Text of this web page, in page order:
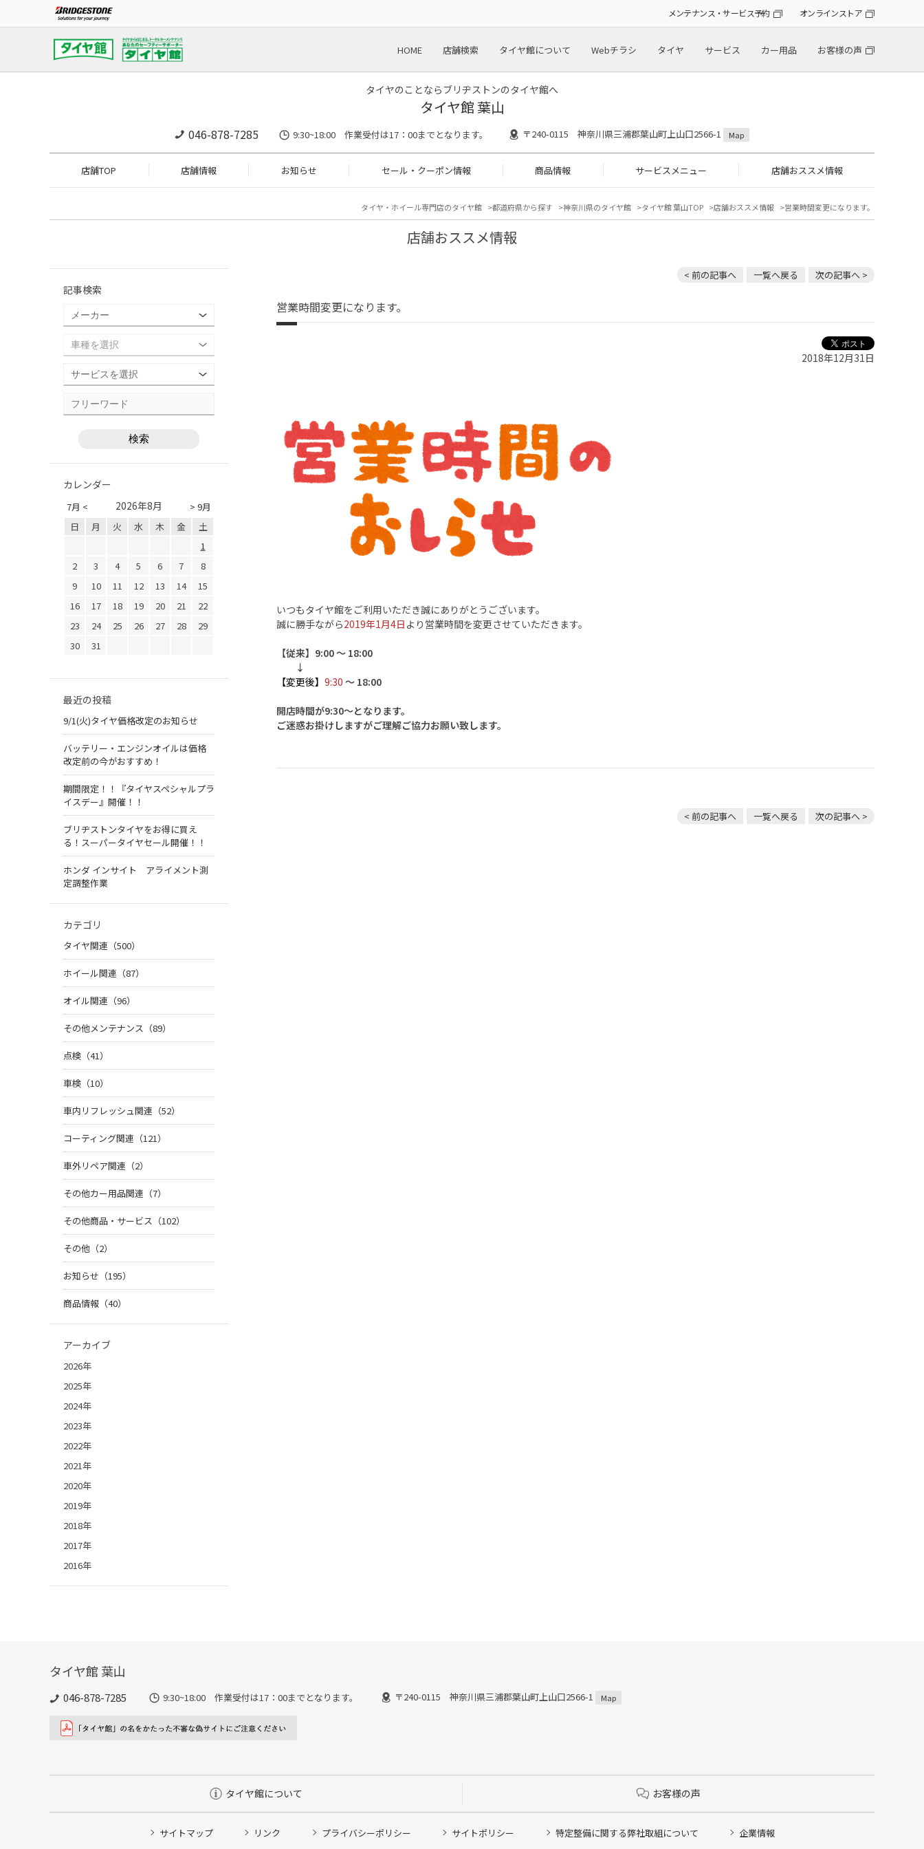
メンテナンス・サービス予約 オンラインストア
HOME 店舗検索 タイヤ館について Webチラシ タイヤ サービス カー用品 お客様の声
タイヤのことならブリヂストンのタイヤ館へ
タイヤ館 葉山
046-878-7285 9:30~18:00 作業受付は17：00までとなります。 〒240-0115 神奈川県三浦郡葉山町上山口2566-1 Map
店舗TOP 店舗情報 お知らせ セール・クーポン情報 商品情報 サービスメニュー 店舗おススメ情報
タイヤ・ホイール専門店のタイヤ館 都道府県から探す 神奈川県のタイヤ館 タイヤ館 葉山TOP 店舗おススメ情報 営業時間変更になります。
店舗おススメ情報
< 前の記事へ 一覧へ戻る 次の記事へ >
営業時間変更になります。
2018年12月31日
いつもタイヤ館をご利用いただき誠にありがとうございます。
誠に勝手ながら2019年1月4日 より営業時間を変更させていただきます。
【従来】9:00 〜 18:00
↓
【変更後】 9:30 〜 18:00
開店時間が9:30〜となります。
ご迷惑お掛けしますがご理解ご協力お願い致します。
< 前の記事へ 一覧へ戻る 次の記事へ >
記事検索
カレンダー
7月 < > 9月
2026年8月
日 月 火 水 木 金
土
1
2
3 4 5 6 7
8
9
10 11 12 13 14
15
16
17 18 19 20 21
22
23
24 25 26 27 28
29
30
31
最近の投稿
9/1(火)タイヤ価格改定のお知らせ
バッテリー・エンジンオイルは価格
改定前の今がおすすめ！
期間限定！！『タイヤスペシャルプラ
イスデー』開催！！
ブリヂストンタイヤをお得に買え
る！スーパータイヤセール開催！！
ホンダ インサイト アライメント測
定調整作業
カテゴリ
タイヤ関連（500）
ホイール関連（87）
オイル関連（96）
その他メンテナンス（89）
点検（41）
車検（10）
車内リフレッシュ関連（52）
コーティング関連（121）
車外リペア関連（2）
その他カー用品関連（7）
その他商品・サービス（102）
その他（2）
お知らせ（195）
商品情報（40）
アーカイブ
2026年
2025年
2024年
2023年
2022年
2021年
2020年
2019年
2018年
2017年
2016年
タイヤ館 葉山
046-878-7285 9:30~18:00 作業受付は17：00までとなります。 〒240-0115 神奈川県三浦郡葉山町上山口2566-1 Map
タイヤ館について お客様の声
サイトマップ リンク プライバシーポリシー サイトポリシー 特定整備に関する弊社取組について 企業情報
タイヤ点検・安全点検/タイヤ履き替え/オイル交換/その他ピット作業の予約